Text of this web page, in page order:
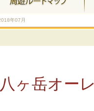
年07月
ヶ岳オー